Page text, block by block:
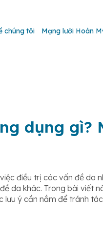
chúng tôi Mạng lưới Hoàn
dụng gì?
điều trị các vấn đề da
da khác. Trong bài viết
lưu ý cần nắm để tránh